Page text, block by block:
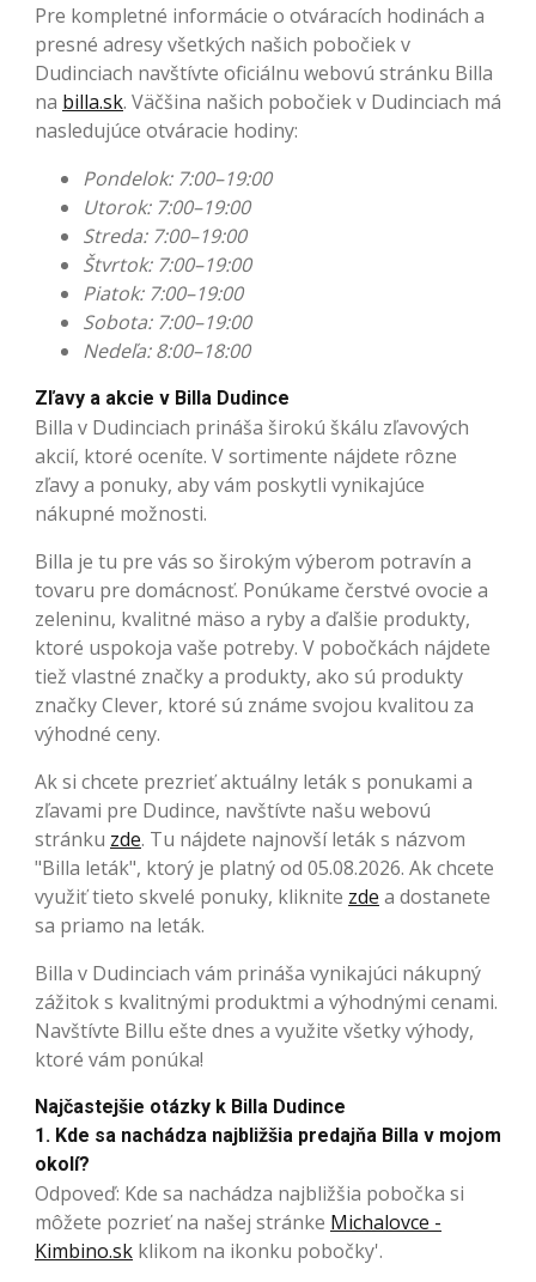
Pre kompletné informácie o otváracích hodinách a
presné adresy všetkých našich pobočiek v
Dudinciach navštívte oficiálnu webovú stránku Billa
na billa.sk. Väčšina našich pobočiek v Dudinciach má
nasledujúce otváracie hodiny:
Pondelok: 7:00–19:00
Utorok: 7:00–19:00
Streda: 7:00–19:00
Štvrtok: 7:00–19:00
Piatok: 7:00–19:00
Sobota: 7:00–19:00
Nedeľa: 8:00–18:00
Zľavy a akcie v Billa Dudince
Billa v Dudinciach prináša širokú škálu zľavových
akcií, ktoré oceníte. V sortimente nájdete rôzne
zľavy a ponuky, aby vám poskytli vynikajúce
nákupné možnosti.
Billa je tu pre vás so širokým výberom potravín a
tovaru pre domácnosť. Ponúkame čerstvé ovocie a
zeleninu, kvalitné mäso a ryby a ďalšie produkty,
ktoré uspokoja vaše potreby. V pobočkách nájdete
tiež vlastné značky a produkty, ako sú produkty
značky Clever, ktoré sú známe svojou kvalitou za
výhodné ceny.
Ak si chcete prezrieť aktuálny leták s ponukami a
zľavami pre Dudince, navštívte našu webovú
stránku zde. Tu nájdete najnovší leták s názvom
"Billa leták", ktorý je platný od 05.08.2026. Ak chcete
využiť tieto skvelé ponuky, kliknite zde a dostanete
sa priamo na leták.
Billa v Dudinciach vám prináša vynikajúci nákupný
zážitok s kvalitnými produktmi a výhodnými cenami.
Navštívte Billu ešte dnes a využite všetky výhody,
ktoré vám ponúka!
Najčastejšie otázky k Billa Dudince
1. Kde sa nachádza najbližšia predajňa Billa v mojom
okolí?
Odpoveď: Kde sa nachádza najbližšia pobočka si
môžete pozrieť na našej stránke Michalovce -
Kimbino.sk klikom na ikonku pobočky'.